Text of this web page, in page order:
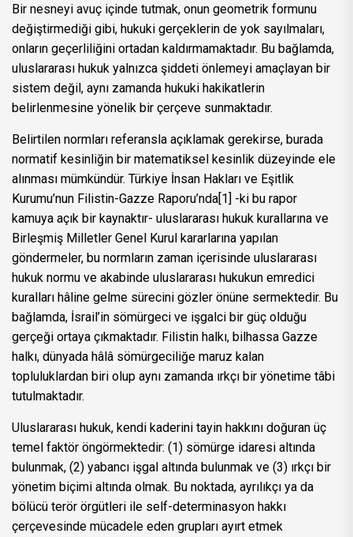
Bir nesneyi avuç içinde tutmak, onun geometrik formunu
değiştirmediği gibi, hukuki gerçeklerin de yok sayılmaları,
onların geçerliliğini ortadan kaldırmamaktadır. Bu bağlamda,
uluslararası hukuk yalnızca şiddeti önlemeyi amaçlayan bir
sistem değil, aynı zamanda hukuki hakikatlerin
belirlenmesine yönelik bir çerçeve sunmaktadır.
Belirtilen normları referansla açıklamak gerekirse, burada
normatif kesinliğin bir matematiksel kesinlik düzeyinde ele
alınması mümkündür. Türkiye İnsan Hakları ve Eşitlik
Kurumu’nun Filistin-Gazze Raporu’nda[1] -ki bu rapor
kamuya açık bir kaynaktır- uluslararası hukuk kurallarına ve
Birleşmiş Milletler Genel Kurul kararlarına yapılan
göndermeler, bu normların zaman içerisinde uluslararası
hukuk normu ve akabinde uluslararası hukukun emredici
kuralları hâline gelme sürecini gözler önüne sermektedir. Bu
bağlamda, İsrail’in sömürgeci ve işgalci bir güç olduğu
gerçeği ortaya çıkmaktadır. Filistin halkı, bilhassa Gazze
halkı, dünyada hâlâ sömürgeciliğe maruz kalan
topluluklardan biri olup aynı zamanda ırkçı bir yönetime tâbi
tutulmaktadır.
Uluslararası hukuk, kendi kaderini tayin hakkını doğuran üç
temel faktör öngörmektedir: (1) sömürge idaresi altında
bulunmak, (2) yabancı işgal altında bulunmak ve (3) ırkçı bir
yönetim biçimi altında olmak. Bu noktada, ayrılıkçı ya da
bölücü terör örgütleri ile self-determinasyon hakkı
çerçevesinde mücadele eden grupları ayırt etmek